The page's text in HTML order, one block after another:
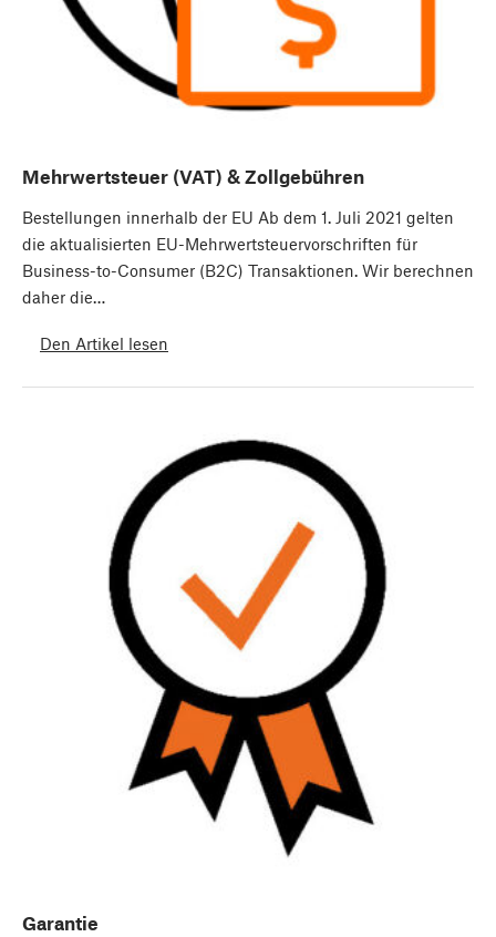
Mehrwertsteuer (VAT) & Zollgebühren
Bestellungen innerhalb der EU Ab dem 1. Juli 2021 gelten
die aktualisierten EU-Mehrwertsteuervorschriften für
Business-to-Consumer (B2C) Transaktionen. Wir berechnen
daher die…
Den Artikel lesen
Garantie